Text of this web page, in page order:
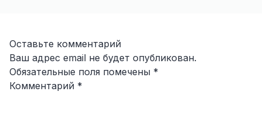
Оставьте комментарий
Ваш адрес email не будет опубликован.
Обязательные поля помечены *
Комментарий *